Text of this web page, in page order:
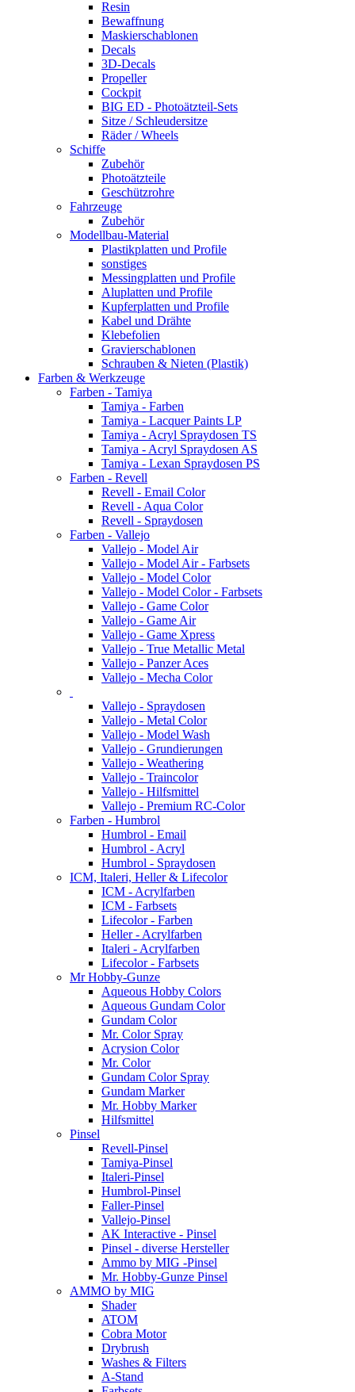
Resin
Bewaffnung
Maskierschablonen
Decals
3D-Decals
Propeller
Cockpit
BIG ED - Photoätzteil-Sets
Sitze / Schleudersitze
Räder / Wheels
Schiffe
Zubehör
Photoätzteile
Geschützrohre
Fahrzeuge
Zubehör
Modellbau-Material
Plastikplatten und Profile
sonstiges
Messingplatten und Profile
Aluplatten und Profile
Kupferplatten und Profile
Kabel und Drähte
Klebefolien
Gravierschablonen
Schrauben & Nieten (Plastik)
Farben & Werkzeuge
Farben - Tamiya
Tamiya - Farben
Tamiya - Lacquer Paints LP
Tamiya - Acryl Spraydosen TS
Tamiya - Acryl Spraydosen AS
Tamiya - Lexan Spraydosen PS
Farben - Revell
Revell - Email Color
Revell - Aqua Color
Revell - Spraydosen
Farben - Vallejo
Vallejo - Model Air
Vallejo - Model Air - Farbsets
Vallejo - Model Color
Vallejo - Model Color - Farbsets
Vallejo - Game Color
Vallejo - Game Air
Vallejo - Game Xpress
Vallejo - True Metallic Metal
Vallejo - Panzer Aces
Vallejo - Mecha Color
Vallejo - Spraydosen
Vallejo - Metal Color
Vallejo - Model Wash
Vallejo - Grundierungen
Vallejo - Weathering
Vallejo - Traincolor
Vallejo - Hilfsmittel
Vallejo - Premium RC-Color
Farben - Humbrol
Humbrol - Email
Humbrol - Acryl
Humbrol - Spraydosen
ICM, Italeri, Heller & Lifecolor
ICM - Acrylfarben
ICM - Farbsets
Lifecolor - Farben
Heller - Acrylfarben
Italeri - Acrylfarben
Lifecolor - Farbsets
Mr Hobby-Gunze
Aqueous Hobby Colors
Aqueous Gundam Color
Gundam Color
Mr. Color Spray
Acrysion Color
Mr. Color
Gundam Color Spray
Gundam Marker
Mr. Hobby Marker
Hilfsmittel
Pinsel
Revell-Pinsel
Tamiya-Pinsel
Italeri-Pinsel
Humbrol-Pinsel
Faller-Pinsel
Vallejo-Pinsel
AK Interactive - Pinsel
Pinsel - diverse Hersteller
Ammo by MIG -Pinsel
Mr. Hobby-Gunze Pinsel
AMMO by MIG
Shader
ATOM
Cobra Motor
Drybrush
Washes & Filters
A-Stand